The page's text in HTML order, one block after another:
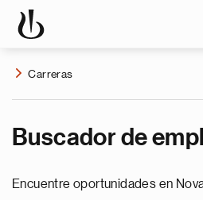
Carreras
Buscador de
Encuentre oportunidades en